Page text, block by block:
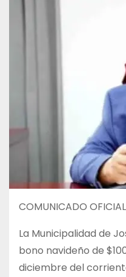
COMUNICADO OFICIAL
La Municipalidad de
bono navideño de
diciembre del